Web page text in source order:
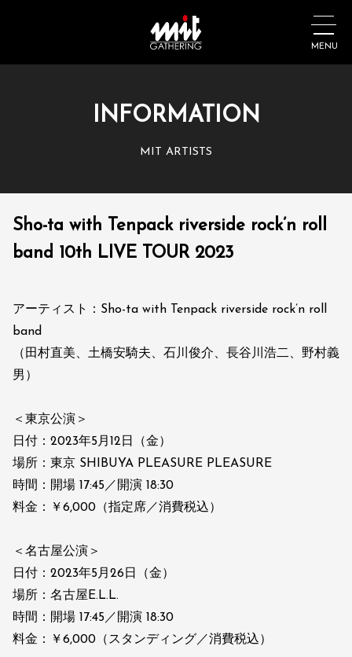
MENU
INFORMATION
MIT ARTISTS
Sho-ta with Tenpack riverside rock’n roll
band 10th LIVE TOUR 2023
アーティスト：Sho-ta with Tenpack riverside rock’n roll
band
（田村直美、土橋安騎夫、石川俊介、長谷川浩二、野村義
男）
＜東京公演＞
日付：2023年5月12日（金）
場所：東京 SHIBUYA PLEASURE PLEASURE
時間：開場 17:45／開演 18:30
料金：￥6,000（指定席／消費税込）
＜名古屋公演＞
日付：2023年5月26日（金）
場所：名古屋E.L.L.
時間：開場 17:45／開演 18:30
料金：￥6,000（スタンディング／消費税込）